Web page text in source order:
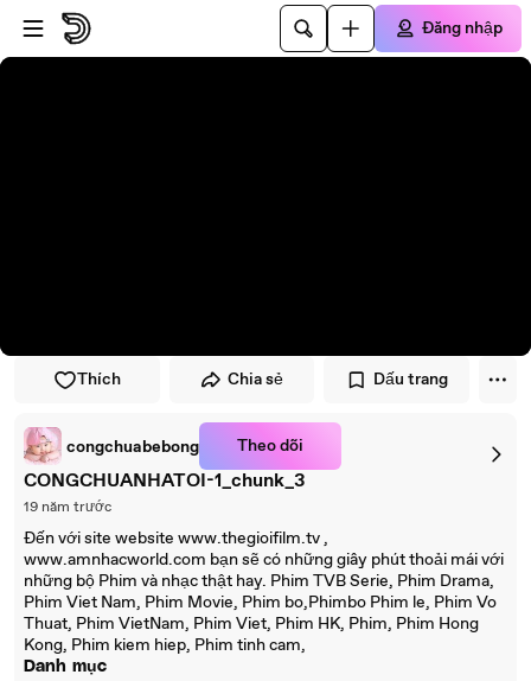
Đi đến trình phát
Đi đến nội dung chính
Đăng nhập
Thích Chia sẻ Dấu trang
congchuabebong Theo dõi
CONGCHUANHATOI-1_chunk_3
19 năm trước
Đến với site website www.thegioifilm.tv ,
www.amnhacworld.com bạn sẽ có những giây phút thoải mái với
những bộ Phim và nhạc thật hay. Phim TVB Serie, Phim Drama,
Phim Viet Nam, Phim Movie, Phim bo,Phimbo Phim le, Phim Vo
Thuat, Phim VietNam, Phim Viet, Phim HK, Phim, Phim Hong
Kong, Phim kiem hiep, Phim tinh cam,
Danh mục